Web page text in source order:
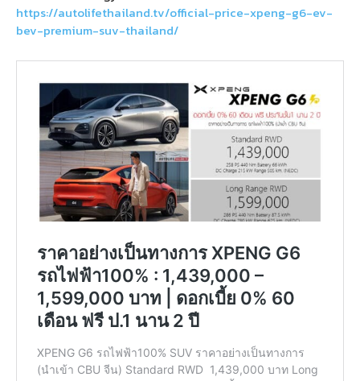
https://autolifethailand.tv/official-price-xpeng-g6-ev-
bev-premium-suv-thailand/